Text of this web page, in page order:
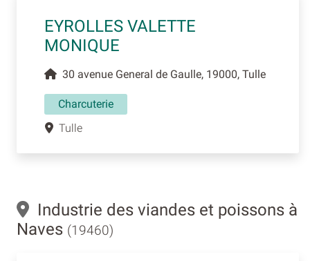
EYROLLES VALETTE
MONIQUE
30 avenue General de Gaulle, 19000, Tulle
Charcuterie
Tulle
Industrie des viandes et poissons à
Naves (19460)